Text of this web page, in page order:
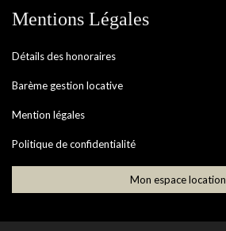
Mentions Légales
Détails des honoraires
Barème gestion locative
Mention légales
Politique de confidentialité
Mon espace location